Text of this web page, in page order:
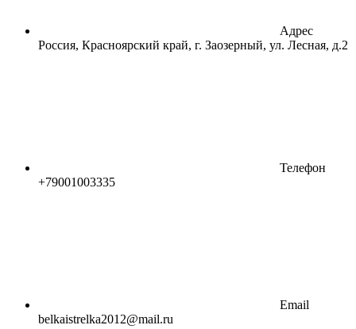
Адрес
Россия, Красноярский край, г. Заозерный, ул. Лесная, д.2
Телефон
+79001003335
Email
belkaistrelka2012@mail.ru